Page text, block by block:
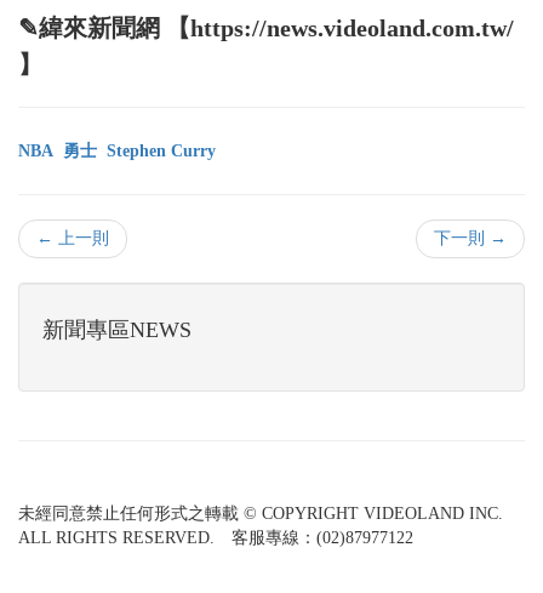
✎緯來新聞網 【https://news.videoland.com.tw/
】
NBA 勇士 Stephen Curry
← 上一則 下一則 →
新聞專區NEWS
未經同意禁止任何形式之轉載 © COPYRIGHT VIDEOLAND INC.
ALL RIGHTS RESERVED. 客服專線：(02)87977122